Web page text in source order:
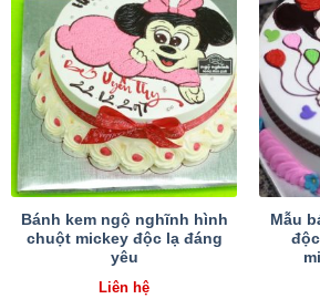
Bánh kem ngộ nghĩnh hình
chuột mickey độc lạ đáng
yêu
Liên hệ
Mẫu